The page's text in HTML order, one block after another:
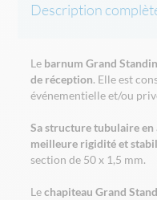
Description
Le barnum Grand
de réception. Elle est
événementielle et/ou
Sa structure tubulaire
meilleure rigidité et
section de 50 x 1,5 mm.
Lechapiteau Grand